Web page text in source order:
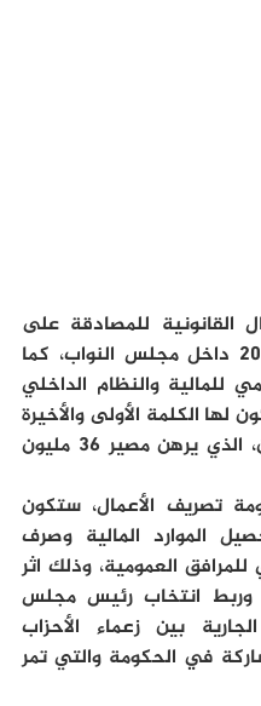
القانونية للمصادقة على
مشروع قانون المالية لسنة 2017 داخل مجلس النواب، كما
للمالية والنظام الداخلي
لها الكلمة الأولى والأخيرة
في المصادقة على هذا القانون، الذي يرهن مصير 36 مليون
تصريف الأعمال، ستكون
الموارد المالية وصرف
للمرافق العمومية، وذلك اثر
وربط انتخاب رئيس مجلس
بين زعماء الأحزاب
في الحكومة والتي تمر